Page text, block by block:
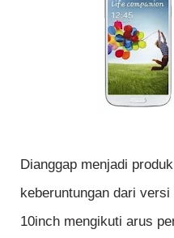
Dianggap menjadi
keberuntungan dari
10inch mengikuti arus